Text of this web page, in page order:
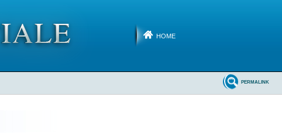
HOME
PERMALINK